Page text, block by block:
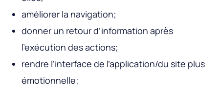
améliorer la navigation;
donner un retour d’information après
l’exécution des actions;
rendre l’interface de l’application/du site plus
émotionnelle;